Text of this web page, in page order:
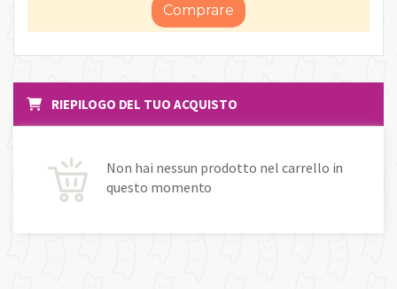
Comprare
RIEPILOGO DEL TUO ACQUISTO
Non hai nessun prodotto nel carrello in
questo momento